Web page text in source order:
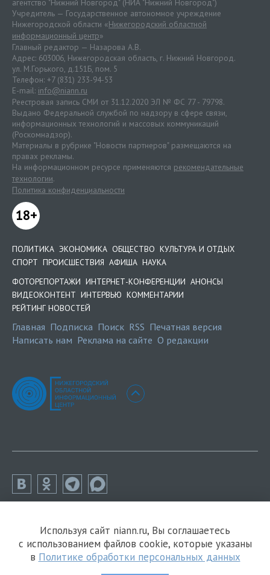
агентство "Нижний Новгород" (НИА "Нижний Новгород")
Учредитель — Государственное автономное учреждение
Нижегородской области «Нижегородский областной
информационный центр»
Главный редактор — Назарова А.В.
Адрес: 603006, Нижегородская область, г. Нижний Новгород.
ул. М.Горького, д.151Б, пом. 5
Телефон: +7 (831) 233-94-53
E-mail: info@niann.ru
Реестровая запись СМИ от 31.12.2020 ЭЛ № ФС 77 - 79798.
Выдано Федеральной службой по надзору в сфере связи,
информационных технологий и массовых коммуникаций
(Роскомнадзор).
Материалы в рубрике "Новости партнеров" размещаются на
правах рекламы.
На информационном ресурсе применяются рекомендательные
технологии.
Политика конфиденциальности
18+
ПОЛИТИКА ЭКОНОМИКА ОБЩЕСТВО КУЛЬТУРА И ОТДЫХ
СПОРТ ПРОИСШЕСТВИЯ АФИША НАУКА
ФОТОРЕПОРТАЖИ ИНТЕРНЕТ-КОНФЕРЕНЦИИ АНОНСЫ
ВИДЕОКОНТЕНТ ИНТЕРВЬЮ КОММЕНТАРИИ
РЕЙТИНГ НОВОСТЕЙ
Главная Подписка Поиск RSS Печатная версия
Написать нам Реклама на сайте О редакции
Используя сайт niann.ru, Вы соглашаетесь
с использованием файлов cookie, которые указаны
в Политике обработки персональных данных